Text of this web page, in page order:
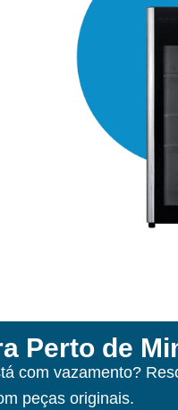
Perto de
com vazamento?
peças originais.